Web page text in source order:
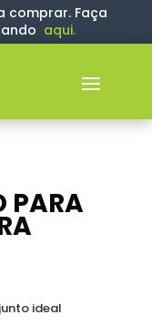
comprar. Faça
aqui.
PARA
ideal